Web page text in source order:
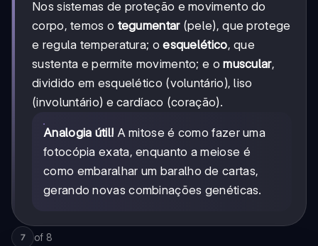
Nos sistemas de proteção e movimento do
corpo, temos o tegumentar(pele), que protege
e regula temperatura; oesquelético, que
sustenta e permite movimento; e omuscular,
dividido em esquelético (voluntário), liso
(involuntário) e cardíaco (coração).
Analogia útil! A mitose é como fazer uma
fotocópia exata, enquanto a meiose é
como embaralhar um baralho de cartas,
gerando novas combinações genéticas.
7 of 8